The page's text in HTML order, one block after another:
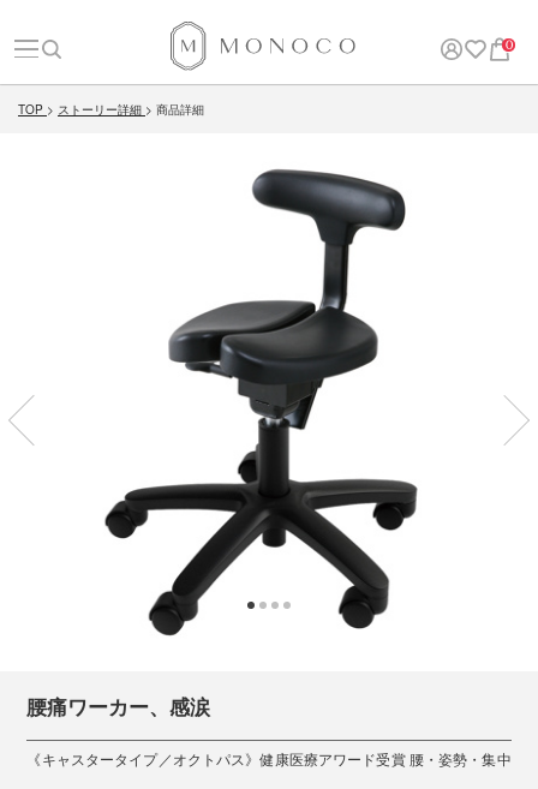
0
TOP ストーリー詳細 商品詳細
腰痛ワーカー、感涙
《キャスタータイプ／オクトパス》健康医療アワード受賞 腰・姿勢・集中